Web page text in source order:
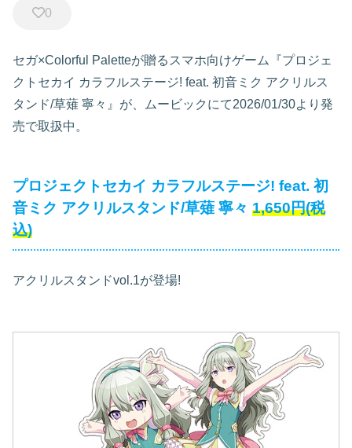
0
セガ×Colorful Paletteが贈るスマホ向けゲーム『プロジェ
クトセカイ カラフルステージ! feat. 初音ミク アクリルス
タンド/草薙 寧々』が、ムービックにて2026/01/30より発
売で取扱中。
プロジェクトセカイ カラフルステージ! feat. 初
音ミク アクリルスタンド/草薙 寧々 1,650円(税
込)
アクリルスタンドvol.1が登場!